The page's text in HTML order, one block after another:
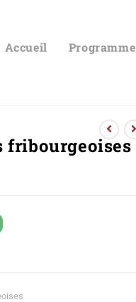
Accueil Programme
fribourgeoises